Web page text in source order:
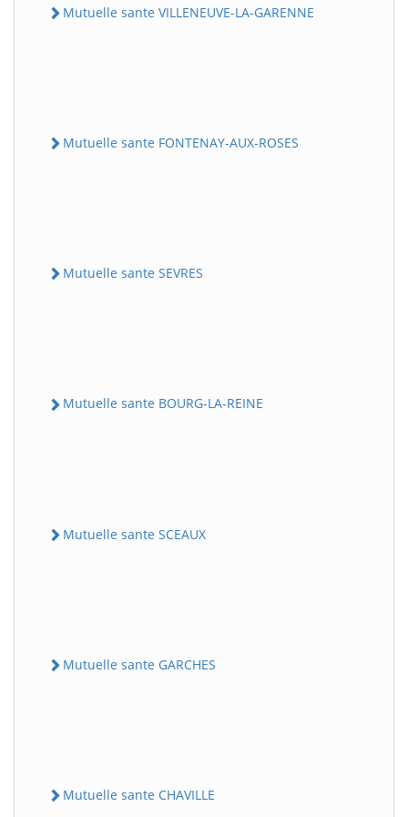
Mutuelle sante VILLENEUVE-LA-GARENNE
Mutuelle sante FONTENAY-AUX-ROSES
Mutuelle sante SEVRES
Mutuelle sante BOURG-LA-REINE
Mutuelle sante SCEAUX
Mutuelle sante GARCHES
Mutuelle sante CHAVILLE